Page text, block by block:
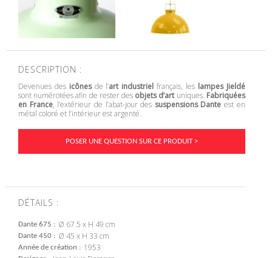
DESCRIPTION :
Devenues des icônesde l’art industrielfrançais, les lampes Jieldé
sont numérotées afin de rester des objets d’artuniques. Fabriquées
en France, l’extérieur de l’abat-jour des suspensions Dante est en
métal coloré et l’intérieur est argenté.
POSER UNE QUESTION SUR CE PRODUIT >
DÉTAILS :
Dante 675 Ø 67.5 x H 49 cm
Dante 450 Ø 45 x H 33 cm
Année de création 1953